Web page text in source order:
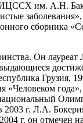
им. А.Н.
заболевания»,
сборника
Он лауреат
выдающиеся
Грузия,
года»,
г. Л.А.
г. он отмечен